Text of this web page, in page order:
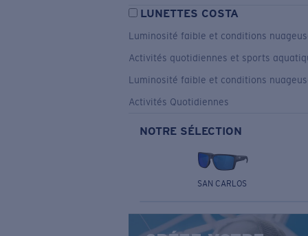
LUNETTES COSTA
Luminosité faible et conditions
Activités quotidiennes et sports
Luminosité faible et conditions
Activités Quotidiennes
NOTRE SÉLECTION
SAN CARLOS